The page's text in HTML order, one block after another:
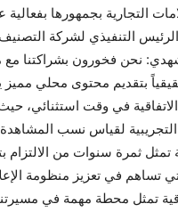
التجارية بجمهورها بفعالية
التنفيذي لشركة التصنيف
نحن فخورون بشراكتنا مع
بتقديم محتوى محلي
في وقت استثنائي،
التجريبية لقياس نسب
تمثل ثمرة سنوات من الالتزام
تساهم في تعزيز منظومة
تمثل محطة مهمة في